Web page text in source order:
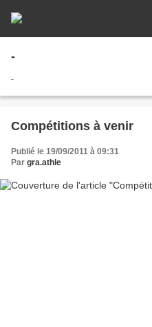
-
-
Compétitions à venir
Publié le 19/09/2011 à 09:31
Par gra.athle